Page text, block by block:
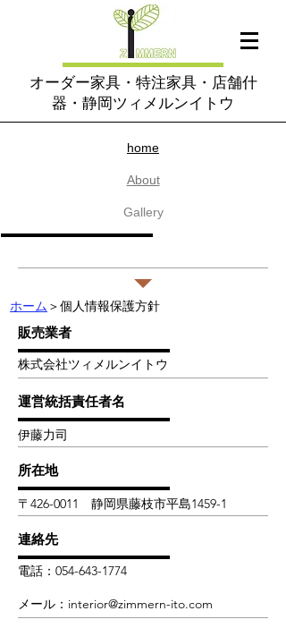
オーダー家具・特注家具・店舗什
器・静岡ツィメルンイトウ
home​
About
​Gallery
​Q&A
​個人情報保護方針
ホーム ＞個人情報保護方針
販売業者
​株式会社ツィメルンイトウ
運営統括責任者名
​伊藤力司
​所在地
〒426-0011 静岡県藤枝市平島1459-1
​連絡先
​電話：054-643-1774
メール： interior@zimmern-ito.com